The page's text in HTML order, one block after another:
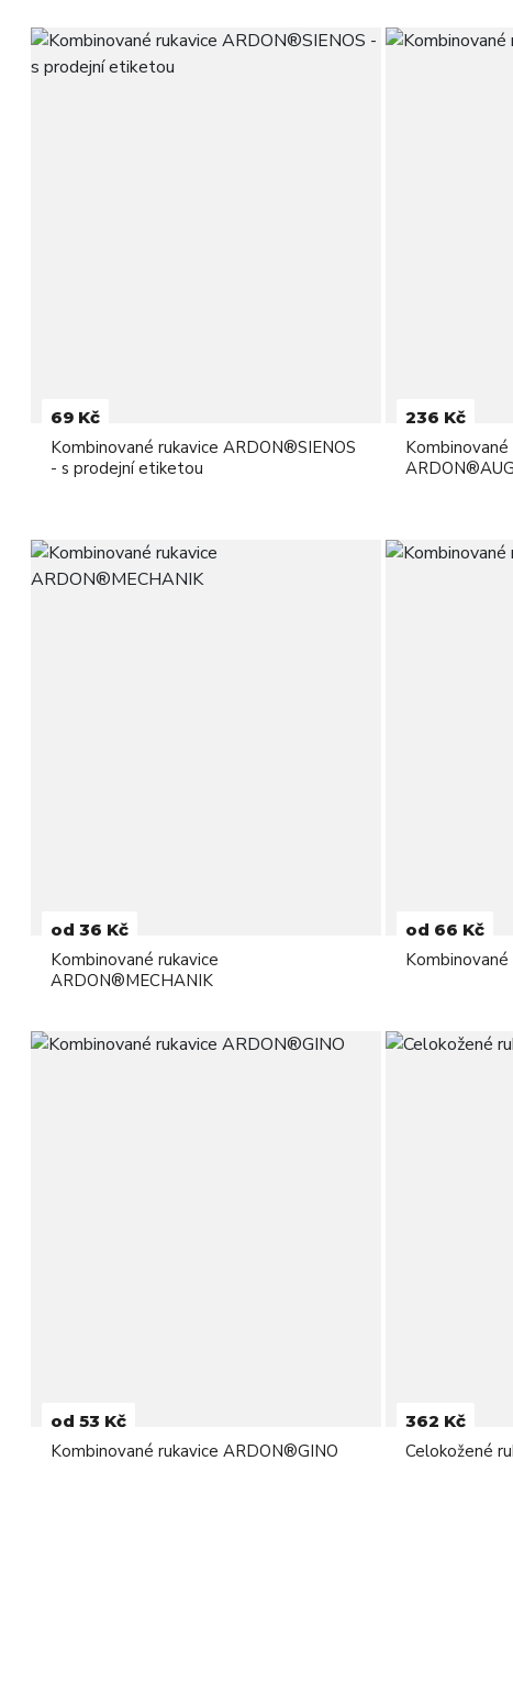
69 Kč
Kombinované rukavice ARDON®SIENOS
- s prodejní etiketou
236 Kč
Kombinované
od 36 Kč
Kombinované rukavice
ARDON®MECHANIK
od 66 Kč
od 53 Kč
Kombinované rukavice ARDON®GINO
362 Kč
Celokožené